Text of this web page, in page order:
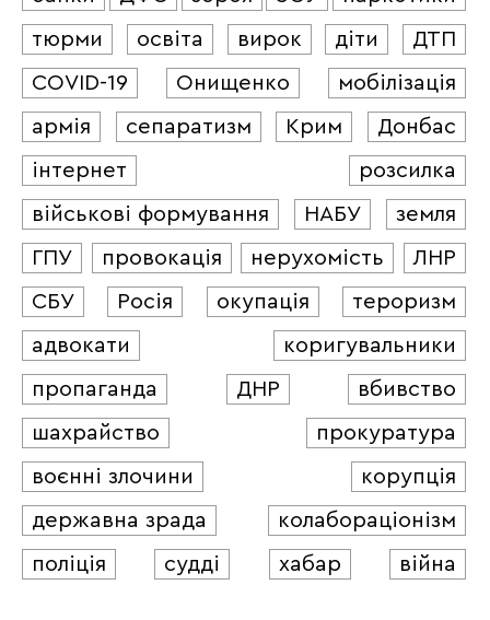
тюрми
освіта вирок діти
ДТП
COVID-19
Онищенко
мобілізація
армія
сепаратизм Крим
Донбас
інтернет
розсилка
військові формування
НАБУ
земля
ГПУ
провокація нерухомість
ЛНР
СБУ
Росія окупація
тероризм
адвокати
коригувальники
пропаганда
ДНР
вбивство
шахрайство
прокуратура
воєнні злочини
корупція
державна зрада
колабораціонізм
поліція
судді хабар війна